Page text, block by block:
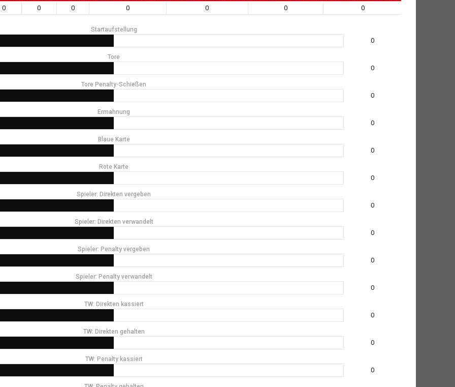
0 0 0 0 0 0 0
Startaufstellung
0
Tore
0
Tore Penalty-Schießen
0
Ermahnung
0
Blaue Karte
0
Rote Karte
0
Spieler: Direkten vergeben
0
Spieler: Direkten verwandelt
0
Spieler: Penalty vergeben
0
Spieler: Penalty verwandelt
0
TW: Direkten kassiert
0
TW: Direkten gehalten
0
TW: Penalty kassiert
0